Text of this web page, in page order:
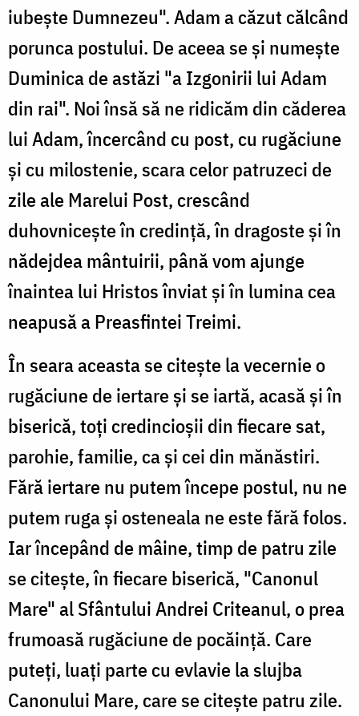
iubește Dumnezeu". Adam a căzut călcând
porunca postului. De aceea se și numește
Duminica de astăzi "a Izgonirii lui Adam
din rai". Noi însă să ne ridicăm din căderea
lui Adam, încercând cu post, cu rugăciune
și cu milostenie, scara celor patruzeci de
zile ale Marelui Post, crescând
duhovnicește în credință, în dragoste și în
nădejdea mântuirii, până vom ajunge
înaintea lui Hristos înviat și în lumina cea
neapusă a Preasfintei Treimi.
În seara aceasta se citește la vecernie o
rugăciune de iertare și se iartă, acasă și în
biserică, toți credincioșii din fiecare sat,
parohie, familie, ca și cei din mănăstiri.
Fără iertare nu putem începe postul, nu ne
putem ruga și osteneala ne este fără folos.
Iar începând de mâine, timp de patru zile
se citește, în fiecare biserică, "Canonul
Mare" al Sfântului Andrei Criteanul, o prea
frumoasă rugăciune de pocăință. Care
puteți, luați parte cu evlavie la slujba
Canonului Mare, care se citește patru zile.